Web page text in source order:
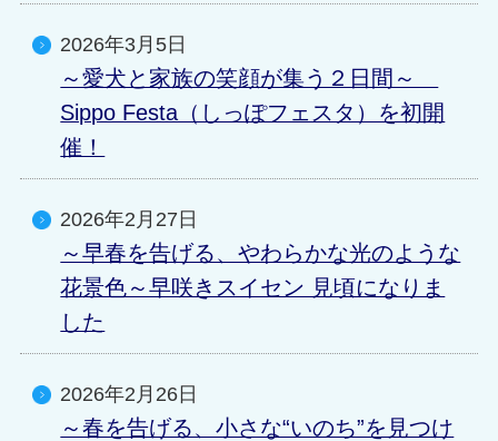
2026年3月5日
～愛犬と家族の笑顔が集う２日間～
Sippo Festa（しっぽフェスタ）を初開
催！
2026年2月27日
～早春を告げる、やわらかな光のような
花景色～早咲きスイセン 見頃になりま
した
2026年2月26日
～春を告げる、小さな“いのち”を見つけ